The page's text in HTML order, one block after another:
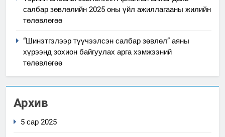
салбар зөвлөлийн 2025 оны үйл ажиллагааны жилийн
төлөвлөгөө
“Шинэтгэлээр түүчээлсэн салбар зөвлөл” аяны
хүрээнд зохион байгуулах арга хэмжээний
төлөвлөгөө
Архив
5 сар 2025